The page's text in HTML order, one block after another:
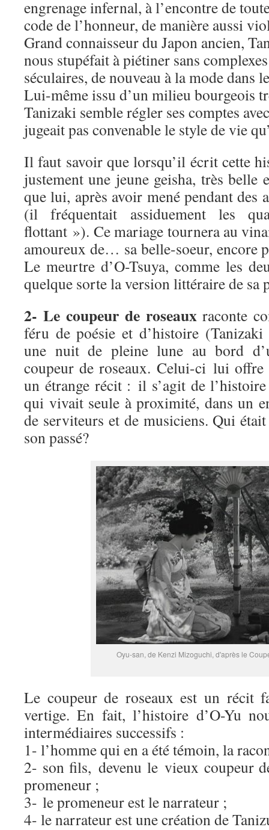
engrenage infernal, à l’encontre de
code de l’honneur, de manière aussi
Grand connaisseur du Japon ancien,
nous stupéfait à piétiner sans
séculaires, de nouveau à la mode dans
Lui-même issu d’un milieu bourgeois
Tanizaki semble régler ses comptes
jugeait pas convenable le style de vie
Il faut savoir que lorsqu’il écrit cette
justement une jeune geisha, très belle
que lui, après avoir mené pendant des
(il fréquentait assiduement les
flottant »). Ce mariage tournera au
amoureux de… sa belle-soeur, encore
Le meurtre d’O-Tsuya, comme les
quelque sorte la version littéraire de sa
2- Le coupeur de roseaux raconte
féru de poésie et d’histoire
une nuit de pleine lune au bord
coupeur de roseaux. Celui-ci lui offre
un étrange récit : il s’agit de
qui vivait seule à proximité, dans un
de serviteurs et de musiciens. Qui
son passé?
Oyu-san, de Kenzi Mizoguchi, d'après le
Le coupeur de roseaux est un récit
vertige. En fait, l’histoire d’O-Yu
intermédiaires successifs :
1- l’homme qui en a été témoin, la
2- son fils, devenu le vieux coupeur
promeneur ;
3- le promeneur est le narrateur ;
4- le narrateur est une création de